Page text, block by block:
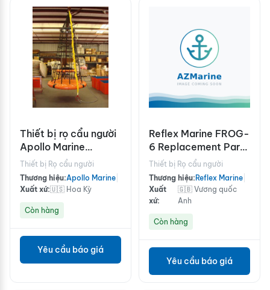
Thiết bị rọ cẩu người
Apollo Marine
Specialties IOS - 201
ABS
Thiết bị Rọ cẩu người
Thương hiệu:Apollo Marine
Xuất xứ:🇺🇸 Hoa Kỳ
Còn hàng
Yêu cầu báo giá
Reflex Marine FROG-
6 Replacement Parts
Kit
Thiết bị Rọ cẩu người
Thương hiệu: Reflex Marine
Xuất
xứ:
🇬🇧 Vương quốc
Anh
Còn hàng
Yêu cầu báo giá